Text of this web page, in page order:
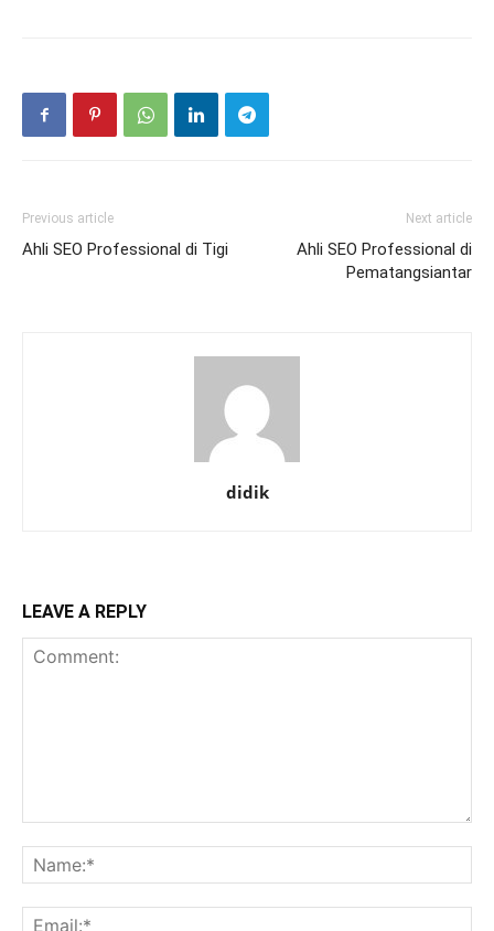
Previous article
Ahli SEO Professional di Tigi
Next article
Ahli SEO Professional di
Pematangsiantar
didik
LEAVE A REPLY